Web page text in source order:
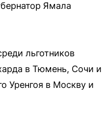
Ямала
льготников
в Тюмень, Сочи и
Уренгоя в Москву и